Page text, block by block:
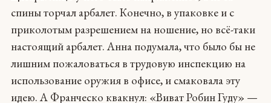
спины торчал арбалет. Конечно, в упаковке и с
приколотым разрешением на ношение, но всё-таки
настоящий арбалет. Анна подумала, что было бы не
лишним пожаловаться в трудовую инспекцию на
использование оружия в офисе, и смаковала эту
идею. А Франческо квакнул: «Виват Робин Гуду» —